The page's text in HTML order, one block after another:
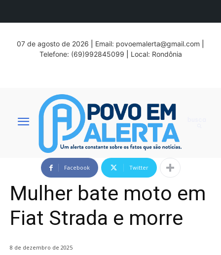
07 de agosto de 2026 Email: povoemalerta@gmail.com
Telefone: (69)992845099
Local: Rondônia
Facebook Twitter
Mulher bate moto em
Fiat Strada e morre
8 de dezembro de 2025